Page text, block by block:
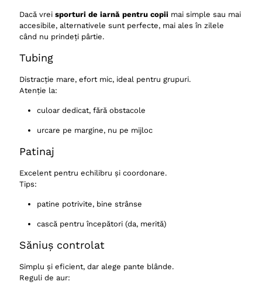
Dacă vrei sporturi de iarnă pentru copii mai simple sau mai
accesibile, alternativele sunt perfecte, mai ales în zilele
când nu prindeți pârtie.
Tubing
Distracție mare, efort mic, ideal pentru grupuri.
Atenție la:
culoar dedicat, fără obstacole
urcare pe margine, nu pe mijloc
Patinaj
Excelent pentru echilibru și coordonare.
Tips:
patine potrivite, bine strânse
cască pentru începători (da, merită)
Săniuș controlat
Simplu și eficient, dar alege pante blânde.
Reguli de aur: